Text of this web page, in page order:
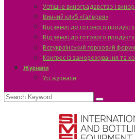
Успішне виноградарство і
Винний клуб «Галерея»
Від землі до готового продукту
Від землі до готового продукту
Всеукраїнський горіховий форум
Конгрес із заморожування та
Журнали
Усі журнали